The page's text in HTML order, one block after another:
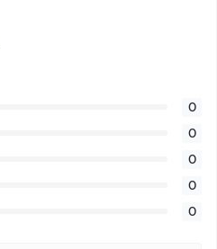
0
0
0
0
0